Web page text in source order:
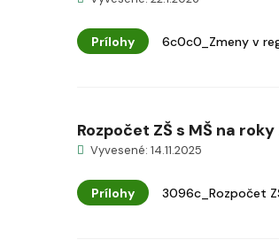
Prílohy 6c0c0_Zmeny v
Rozpočet ZŠ s MŠ na
Vyvesené: 14.11.2025
Prílohy 3096c_Rozpočet